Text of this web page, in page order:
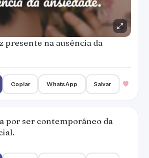
presente na ausência da
Copiar WhatsApp Salvar
por ser contemporâneo da